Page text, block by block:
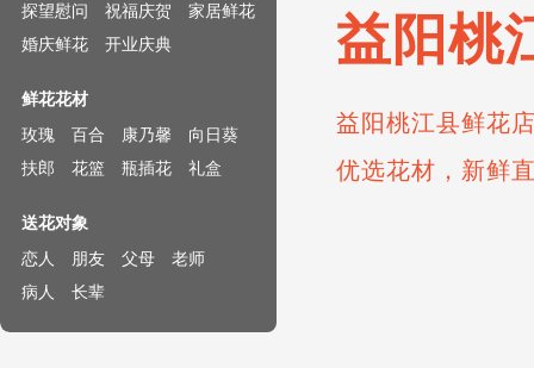
益阳桃
益阳桃江县鲜花
优选花材，新鲜
探望慰问
祝福庆贺
家居鲜花
婚庆鲜花
开业庆典
鲜花花材
玫瑰
百合 康乃馨
向日葵
扶郎
花篮 瓶插花 礼盒
送花对象
恋人
朋友 父母
老师
病人
长辈